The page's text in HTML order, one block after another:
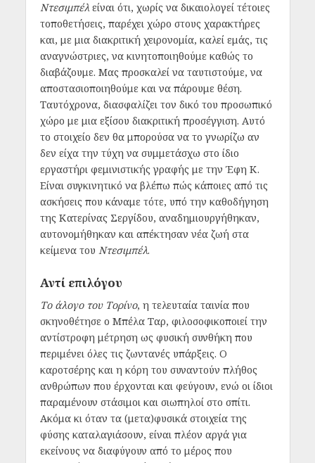
Ντεσιμπέλείναι ότι, χωρίς να δικαιολογεί τέτοιες
τοποθετήσεις, παρέχει χώρο στους χαρακτήρες
και, με μια διακριτική χειρονομία, καλεί εμάς, τις
αναγνώστριες, να κινητοποιηθούμε καθώς το
διαβάζουμε. Μας προσκαλεί να ταυτιστούμε, να
αποστασιοποιηθούμε και να πάρουμε θέση.
Ταυτόχρονα, διασφαλίζει τον δικό του προσωπικό
χώρο με μια εξίσου διακριτική προσέγγιση. Αυτό
το στοιχείο δεν θα μπορούσα να το γνωρίζω αν
δεν είχα την τύχη να συμμετάσχω στο ίδιο
εργαστήρι φεμινιστικής γραφής με την Έφη Κ.
Είναι συγκινητικό να βλέπω πώς κάποιες από τις
ασκήσεις που κάναμε τότε, υπό την καθοδήγηση
της Κατερίνας Σεργίδου, αναδημιουργήθηκαν,
αυτονομήθηκαν και απέκτησαν νέα ζωή στα
κείμενα του Ντεσιμπέλ.
Αντί επιλόγου
Το άλογο του Τορίνο, η τελευταία ταινία που
σκηνοθέτησε ο Μπέλα Ταρ, φιλοσοφικοποιεί την
αντίστροφη μέτρηση ως φυσική συνθήκη που
περιμένει όλες τις ζωντανές υπάρξεις. Ο
καροτσέρης και η κόρη του συναντούν πλήθος
ανθρώπων που έρχονται και φεύγουν, ενώ οι ίδιοι
παραμένουν στάσιμοι και σιωπηλοί στο σπίτι.
Ακόμα κι όταν τα (μετα)φυσικά στοιχεία της
φύσης καταλαγιάσουν, είναι πλέον αργά για
εκείνους να διαφύγουν από το μέρος που